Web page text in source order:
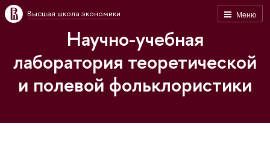
Меню
Высшая школа экономики
Научно-учебная
лаборатория теоретической
и полевой фольклористики